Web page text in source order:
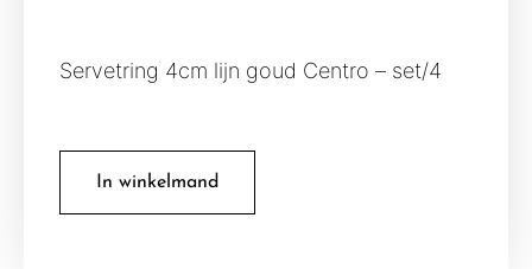
Servetring 4cm lijn goud Centro – set/4
In winkelmand